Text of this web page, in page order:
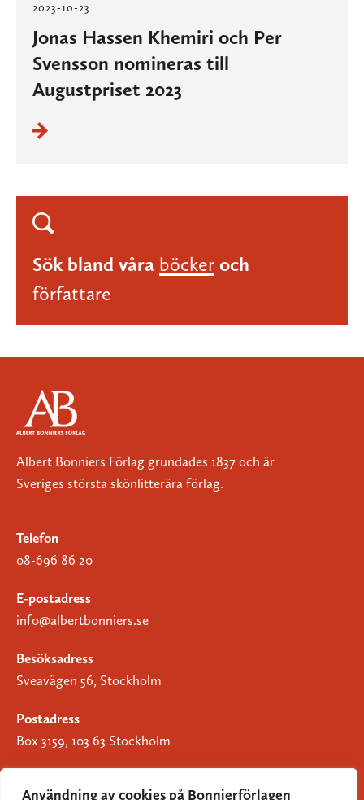
Användning av cookies på Bonnierförlagen
2023-10-23
Jonas Hassen Khemiri och Per
Svensson nomineras till
Augustpriset 2023
Sök bland våra böcker och
författare
Albert Bonniers Förlag grundades 1837 och är
Sveriges största skönlitterära förlag.
Telefon
08-696 86 20
E-postadress
info@albertbonniers.se
Besöksadress
Sveavägen 56, Stockholm
Postadress
Box 3159, 103 63 Stockholm